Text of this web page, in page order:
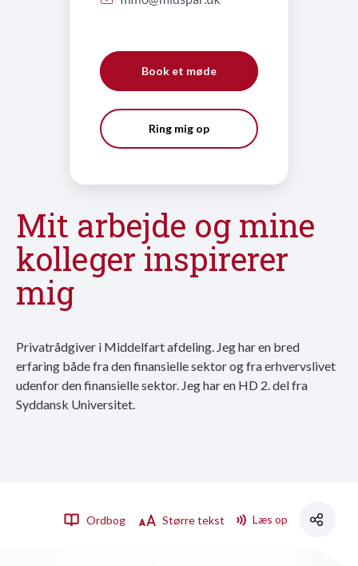
Book et møde
Ring mig op
Mit arbejde og mine
kolleger inspirerer
mig
Privatrådgiver i Middelfart afdeling. Jeg har en bred
erfaring både fra den finansielle sektor og fra erhvervslivet
udenfor den finansielle sektor. Jeg har en HD 2. del fra
Syddansk Universitet.
Ordbog Større tekst Læs op